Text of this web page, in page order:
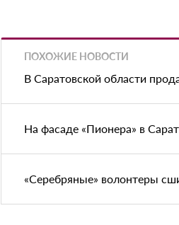
ПОХОЖИЕ НОВОСТИ
В Саратовской области
На фасаде «Пионера» в
«Серебряные» волонтеры